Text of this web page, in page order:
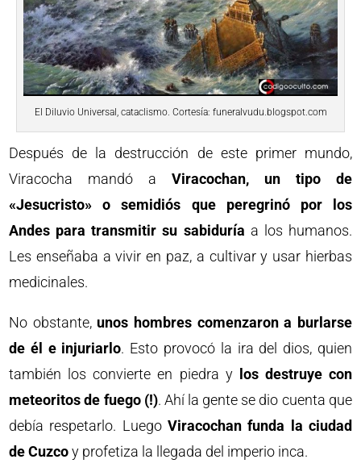
El Diluvio Universal, cataclismo. Cortesía: funeralvudu.blogspot.com
Después de la destrucción de este primer mundo,
Viracocha mandó a Viracochan, un tipo de
«Jesucristo» o semidiós que peregrinó por los
Andes para transmitir su sabiduría a los humanos.
Les enseñaba a vivir en paz, a cultivar y usar hierbas
medicinales.
No obstante, unos hombres comenzaron a burlarse
de él e injuriarlo. Esto provocó la ira del dios, quien
también los convierte en piedra y
los destruye con
meteoritos de fuego (!). Ahí la gente se dio cuenta que
debía respetarlo. Luego Viracochan funda la ciudad
de Cuzcoy profetiza la llegada del imperio inca.